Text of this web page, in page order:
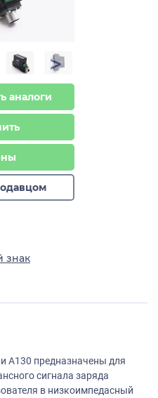
>
аналоги
знак
А130 предназначены для
сигнала заряда
в низкоимпедасный